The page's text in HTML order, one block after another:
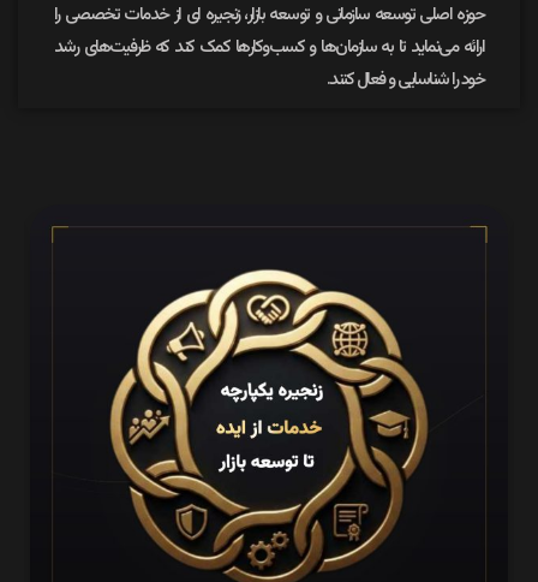
حوزه اصلی توسعه سازمانی و توسعه بازار، زنجیره ای از خدمات تخصصی را
ارائه می‌نماید تا به سازمان‌ها و کسب‌وکارها کمک کند که ظرفیت‌های رشد
خود را شناسایی و فعال کنند.